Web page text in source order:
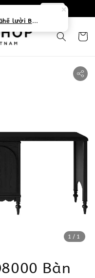
tôi
1 /1
Bàn
Tekkashop HDGD200 Ghế lười Beanbag form truyền thống, chất liệu Olefin canvas kháng nước, màu xanh biển, có thể sử dụng trong nhà và cả ngoài trời, có quai xách